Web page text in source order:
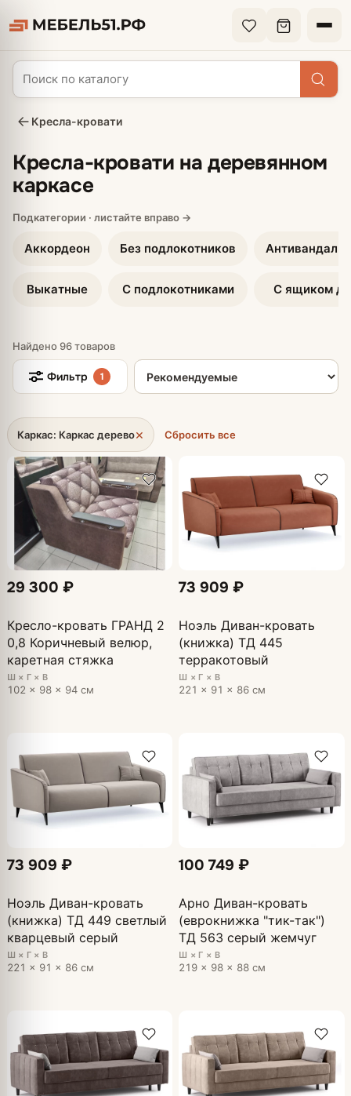
Кресла-кровати
Кресла-кровати на деревянном
каркасе
Аккордеон
Выкатные
Без подлокотников
С подлокотниками С ящиком
Найдено 96 товаров
Фильтр 1
Сортировка товаров
Каркас: Каркас дерево× Сбросить все
29 300 ₽
Кресло-кровать ГРАНД 2
0,8 Коричневый велюр,
каретная стяжка
Ш × Г × В
102 × 98 × 94 см
73 909 ₽
Ноэль Диван-кровать
(книжка) ТД 445
терракотовый
Ш × Г × В
221 × 91 × 86 см
73 909 ₽
Ноэль Диван-кровать
(книжка) ТД 449 светлый
кварцевый серый
Ш × Г × В
221 × 91 × 86 см
100 749 ₽
Арно Диван-кровать
(еврокнижка "тик-так")
ТД 563 серый жемчуг
Ш × Г × В
219 × 98 × 88 см